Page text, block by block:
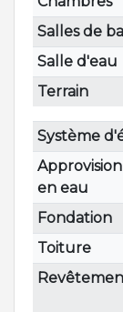
Salles de
Salle d'eau
Terrain
Système
en eau
Fondation
Toiture